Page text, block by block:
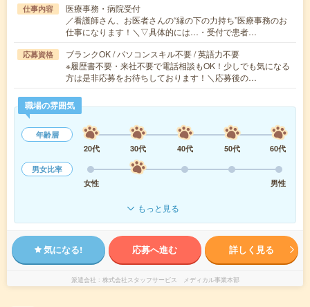
仕事内容
医療事務・病院受付
／看護師さん、お医者さんの“縁の下の力持ち”医療事務のお
仕事になります！＼▽具体的には…・受付で患者…
応募資格
ブランクOK / パソコンスキル不要 / 英語力不要
※履歴書不要・来社不要で電話相談もOK！少しでも気になる
方は是非応募をお待ちしております！＼応募後の…
職場の雰囲気
年齢層
20代
30代 40代 50代
60代
男女比率
女性
男性
もっと見る
気になる! 応募へ進む 詳しく見る
派遣会社 株式会社スタッフサービス メディカル事業本部